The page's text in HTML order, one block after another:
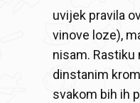
uvijek pravila
vinove loze),
nisam. Rastiku
dinstanim
svakom bih ih